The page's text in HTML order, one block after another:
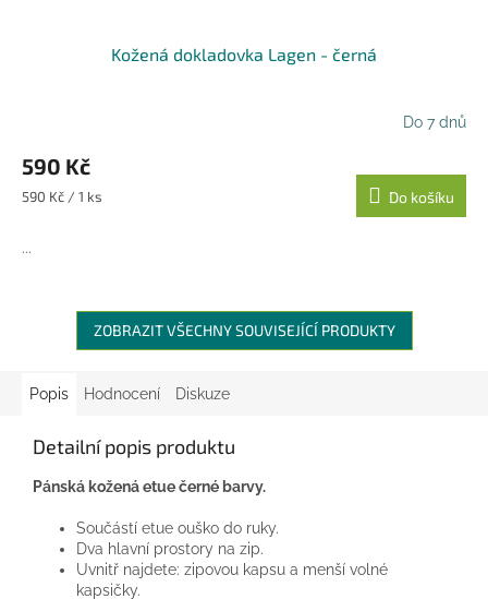
Kožená dokladovka Lagen - černá
Do 7 dnů
590 Kč
Měrná
590 Kč / 1 ks Do košíku
...
ZOBRAZIT VŠECHNY SOUVISEJÍCÍ PRODUKTY
Popis Hodnocení Diskuze
Detailní popis produktu
Pánská kožená etue černé barvy.
Součástí etue ouško do ruky.
Dva hlavní prostory na zip.
Uvnitř najdete: zipovou kapsu a menší volné
kapsičky.